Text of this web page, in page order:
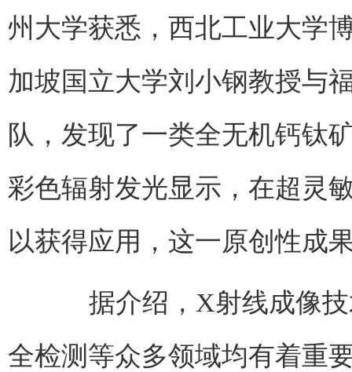
州大学获悉，西北工业大学
加坡国立大学刘小钢教授与
队，发现了一类全无机钙钛
彩色辐射发光显示，在超灵
以获得应用，这一原创性成
据介绍，X射线成像技
全检测等众多领域均有着重